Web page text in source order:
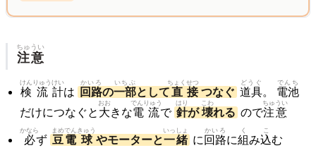
注意
ちゅうい
検
けん
流
りゅう
計
けい
は 回路
かいろ
の一部
いちぶ
として直
ちょく
接
せつ
つなぐ 道具
どうぐ
。 電池
でんち
だけにつなぐと 大
おお
きな電流
でんりゅう
で 針
はり
が壊
こわ
れる ので注意
ちゅうい
必
かなら
ず 豆
まめ
電
でん
球
きゅう
やモーターと一緒
いっしょ
に 回路
かいろ
に組
く
み込
こ
む